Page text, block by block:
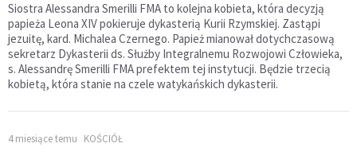
Siostra Alessandra Smerilli FMA to kolejna kobieta, która decyzją
papieża Leona XIV pokieruje dykasterią Kurii Rzymskiej. Zastąpi
jezuitę, kard. Michalea Czernego. Papież mianował dotychczasową
sekretarz Dykasterii ds. Służby Integralnemu Rozwojowi Człowieka,
s. Alessandrę Smerilli FMA prefektem tej instytucji. Będzie trzecią
kobietą, która stanie na czele watykańskich dykasterii.
4 miesiące temu KOŚCIÓŁ